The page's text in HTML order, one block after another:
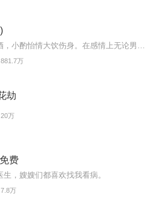
881.7万
劫
20万
费
，嫂嫂们都喜欢找我看病。
7.8万